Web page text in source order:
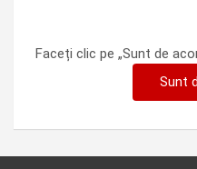
Faceți clic pe „Sunt de
Sunt